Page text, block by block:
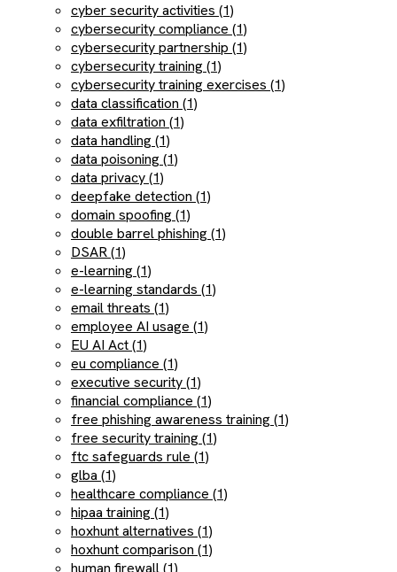
cyber security activities (1)
cybersecurity compliance (1)
cybersecurity partnership (1)
cybersecurity training (1)
cybersecurity training exercises (1)
data classification (1)
data exfiltration (1)
data handling (1)
data poisoning (1)
data privacy (1)
deepfake detection (1)
domain spoofing (1)
double barrel phishing (1)
DSAR (1)
e-learning (1)
e-learning standards (1)
email threats (1)
employee AI usage (1)
EU AI Act (1)
eu compliance (1)
executive security (1)
financial compliance (1)
free phishing awareness training (1)
free security training (1)
ftc safeguards rule (1)
glba (1)
healthcare compliance (1)
hipaa training (1)
hoxhunt alternatives (1)
hoxhunt comparison (1)
human firewall (1)